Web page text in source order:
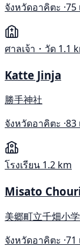
จังหวัดอาคิตะ ·75
ศาลเจ้า・วัด 1.1
Katte Jinja
勝手神社
จังหวัดอาคิตะ ·83
โรงเรียน 1.2 km
Misato
美郷町立千畑小
จังหวัดอาคิตะ ·71